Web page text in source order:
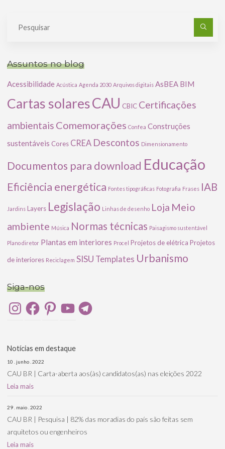
Assuntos no blog
Acessibilidade Acústica Agenda 2030 Arquivos digitais AsBEA BIM
Cartas solaresCAU CBIC Certificações
ambientais Comemorações Confea Construções
sustentáveis Cores CREA Descontos Dimensionamento
Documentos para download Educação
Eficiência energética Fontes tipográficas Fotografia Frases IAB
Jardins Layers Legislação Linhas de desenho Loja Meio
ambiente Música Normas técnicas Paisagismo sustentável
Plano diretor Plantas em interiores Procel Projetos de elétrica Projetos
de interiores Reciclagem SISU Templates Urbanismo
Siga-nos
InstagramFacebookPinterestYouTubeTelegram
Notícias em destaque
10 . junho . 2022
CAU BR | Carta-aberta aos(às) candidatos(as) nas eleições 2022
Leia mais
29 . maio . 2022
CAU BR | Pesquisa | 82% das moradias do país são feitas sem
arquitetos ou engenheiros
Leia mais